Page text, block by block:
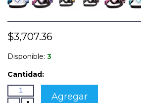
$3,707.36
Disponible: 3
Cantidad:
Agregar